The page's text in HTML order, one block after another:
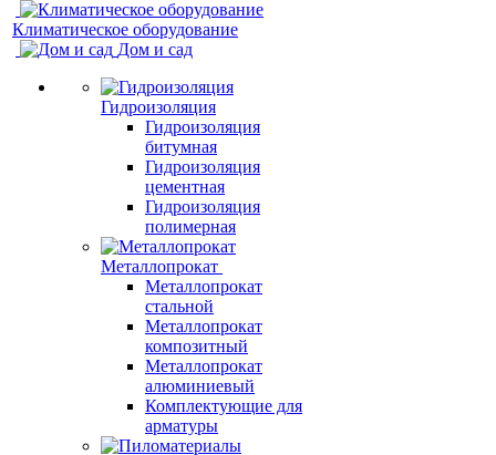
Климатическое оборудование
Дом и сад
Гидроизоляция
Гидроизоляция
битумная
Гидроизоляция
цементная
Гидроизоляция
полимерная
Металлопрокат
Металлопрокат
стальной
Металлопрокат
композитный
Металлопрокат
алюминиевый
Комплектующие для
арматуры